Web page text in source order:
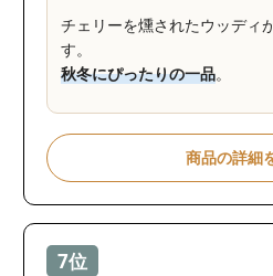
チェリーを燻されたウッディ
す。
秋冬にぴったりの一品。
商品の詳細
7位